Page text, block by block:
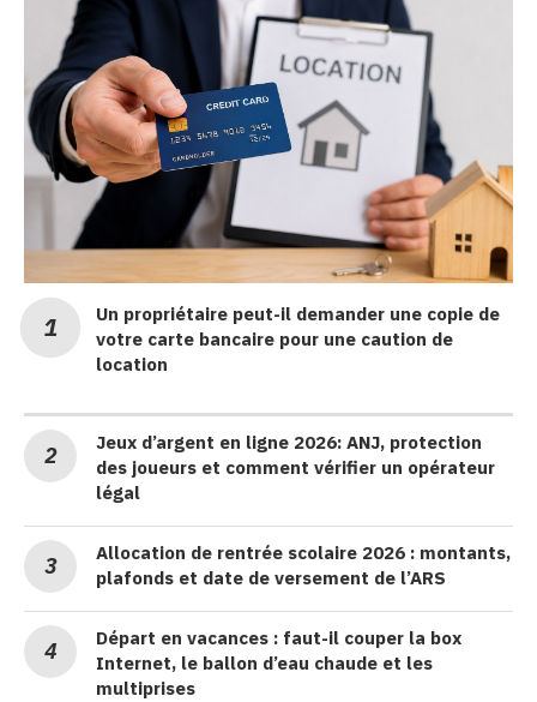
Un propriétaire peut-il demander une copie de
votre carte bancaire pour une caution de
location
Jeux d’argent en ligne 2026: ANJ, protection
des joueurs et comment vérifier un opérateur
légal
Allocation de rentrée scolaire 2026 : montants,
plafonds et date de versement de l’ARS
Départ en vacances : faut-il couper la box
Internet, le ballon d’eau chaude et les
multiprises